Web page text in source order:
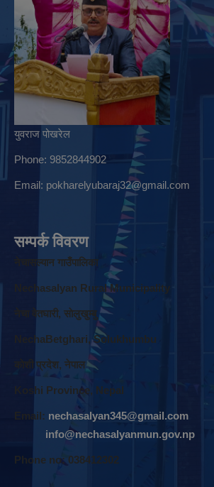
युवराज पोखरेल
Phone: 9852844902
Email: pokharelyubaraj32@gmail.com
सम्पर्क विवरण
नेचासल्यान गाउँपालिका
Nechasalyan Rural Municipality
नेचा वेतघारी, साेलुखुम्बु
NechaBetghari, Solukhumbu
काेशी प्रदेश, नेपाल
Koshi Province, Nepal
Email: nechasalyan345@gmail.com
info@nechasalyanmun.gov.np
Phone no: 038412302